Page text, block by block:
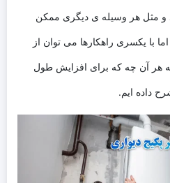
و مثل هر وسیله ی دیگری ممکن
با یکسری راهکارها می توان از
هر آن چه که برای افزایش طول
داده ایم.